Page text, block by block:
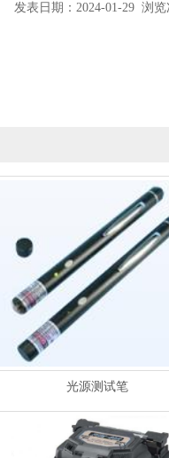
发表日期：2024-01-29 浏览
光源测试笔